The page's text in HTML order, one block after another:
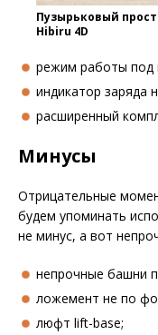
Пузырьковый
Hibiru 4D
режим работы под
индикатор заряда
расширенный
Минусы
Отрицательные
будем упоминать
не минус, а вот
непрочные башни
ложемент не по
люфт lift-base;